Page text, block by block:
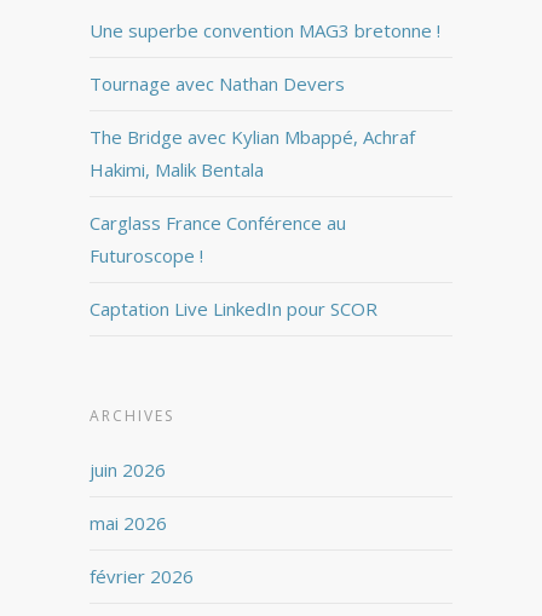
Une superbe convention MAG3 bretonne !
Tournage avec Nathan Devers
The Bridge avec Kylian Mbappé, Achraf
Hakimi, Malik Bentala
Carglass France Conférence au
Futuroscope !
Captation Live LinkedIn pour SCOR
ARCHIVES
juin 2026
mai 2026
février 2026